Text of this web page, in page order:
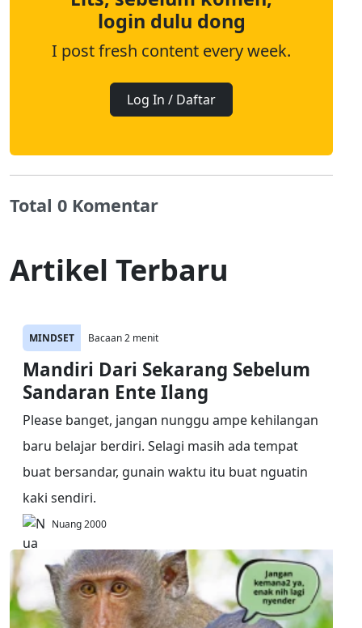
login dulu dong
I post fresh content every week.
Log In / Daftar
Total 0 Komentar
Artikel Terbaru
MINDSET Bacaan 2 menit
Mandiri Dari Sekarang Sebelum
Sandaran Ente Ilang
Please banget, jangan nunggu ampe kehilangan
baru belajar berdiri. Selagi masih ada tempat
buat bersandar, gunain waktu itu buat nguatin
kaki sendiri.
Nuang 2000